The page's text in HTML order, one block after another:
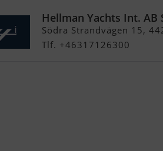
Hellman Yachts Int. AB
Södra Strandvägen 15,
Tlf. +46317126300